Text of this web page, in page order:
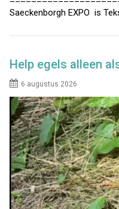
Saeckenborgh EXPO is
Help egels alleen
6 augustus 2026